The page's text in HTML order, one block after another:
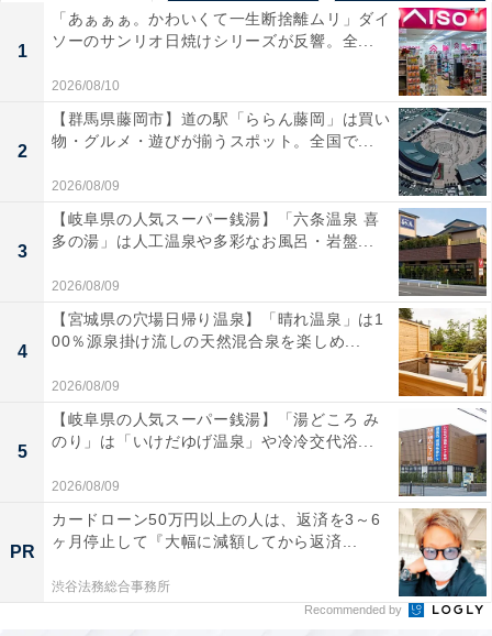
1
「あぁぁぁ。かわいくて一生断捨離ムリ」ダイ
ソーのサンリオ日焼けシリーズが反響。全...
2026/08/10
2
【群馬県藤岡市】道の駅「ららん藤岡」は買い
物・グルメ・遊びが揃うスポット。全国で...
2026/08/09
3
【岐阜県の人気スーパー銭湯】「六条温泉 喜
多の湯」は人工温泉や多彩なお風呂・岩盤...
2026/08/09
4
【宮城県の穴場日帰り温泉】「晴れ温泉」は1
00％源泉掛け流しの天然混合泉を楽しめ...
2026/08/09
5
【岐阜県の人気スーパー銭湯】「湯どころ み
のり」は「いけだゆげ温泉」や冷冷交代浴...
2026/08/09
PR
カードローン50万円以上の人は、返済を3～6
ヶ月停止して『大幅に減額してから返済...
渋谷法務総合事務所
Recommended by